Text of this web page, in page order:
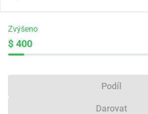
Zvýšeno
$ 400
Podíl
Darovat